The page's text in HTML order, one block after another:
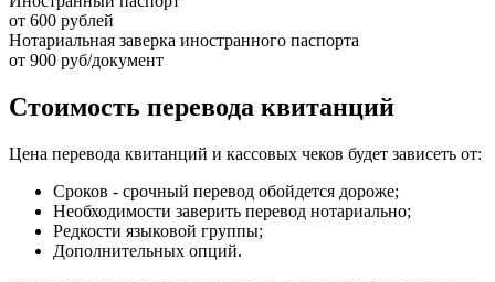
от 600 рублей
Нотариальная заверка иностранного паспорта
от 900 руб/документ
Стоимость перевода квитанций
Цена перевода квитанций и кассовых чеков будет зависеть от:
Сроков - срочный перевод обойдется дороже;
Необходимости заверить перевод нотариально;
Редкости языковой группы;
Дополнительных опций.